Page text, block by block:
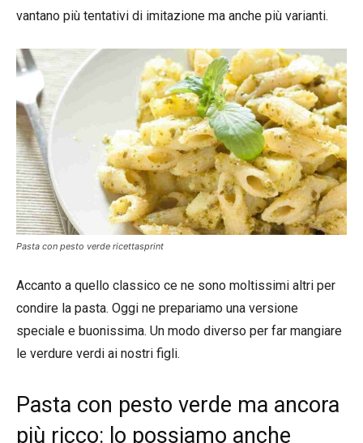
vantano più tentativi di imitazione ma anche più varianti.
Pasta con pesto verde ricettasprint
Accanto a quello classico ce ne sono moltissimi altri per
condire la pasta. Oggi ne prepariamo una versione
speciale e buonissima. Un modo diverso per far mangiare
le verdure verdi ai nostri figli.
Pasta con pesto verde ma ancora
più ricco: lo possiamo anche